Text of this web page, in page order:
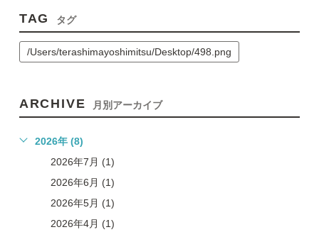
TAG タグ
/Users/terashimayoshimitsu/Desktop/498.png
ARCHIVE 月別アーカイブ
2026年 (8)
2026年7月 (1)
2026年6月 (1)
2026年5月 (1)
2026年4月 (1)